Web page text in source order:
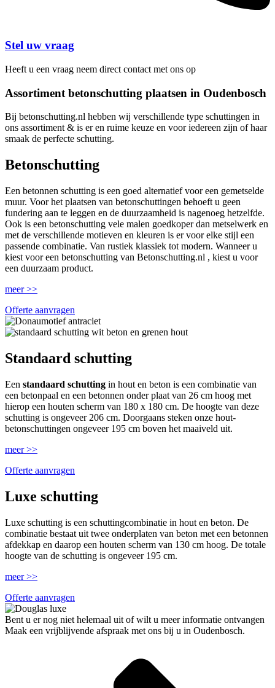
Stel uw vraag
Heeft u een vraag neem direct contact met ons op
Assortiment betonschutting plaatsen in Oudenbosch
Bij betonschutting.nl hebben wij verschillende type schuttingen in
ons assortiment & is er en ruime keuze en voor iedereen zijn of haar
smaak de perfecte schutting.
Betonschutting
Een betonnen schutting is een goed alternatief voor een gemetselde
muur. Voor het plaatsen van betonschuttingen behoeft u geen
fundering aan te leggen en de duurzaamheid is nagenoeg hetzelfde.
Ook is een betonschutting vele malen goedkoper dan metselwerk en
met de verschillende motieven en kleuren is er voor elke stijl een
passende combinatie. Van rustiek klassiek tot modern. Wanneer u
kiest voor een betonschutting van Betonschutting.nl , kiest u voor
een duurzaam product.
meer >>
Offerte aanvragen
Standaard schutting
Een standaard schutting in hout en beton is een combinatie van
een betonpaal en een betonnen onder plaat van 26 cm hoog met
hierop een houten scherm van 180 x 180 cm. De hoogte van deze
schutting is ongeveer 206 cm. Doorgaans steken onze hout-
betonschuttingen ongeveer 195 cm boven het maaiveld uit.
meer >>
Offerte aanvragen
Luxe schutting
Luxe schutting is een schuttingcombinatie in hout en beton. De
combinatie bestaat uit twee onderplaten van beton met een betonnen
afdekkap en daarop een houten scherm van 130 cm hoog. De totale
hoogte van de schutting is ongeveer 195 cm.
meer >>
Offerte aanvragen
Bent u er nog niet helemaal uit of wilt u meer informatie ontvangen
Maak een vrijblijvende afspraak met ons bij u in Oudenbosch.